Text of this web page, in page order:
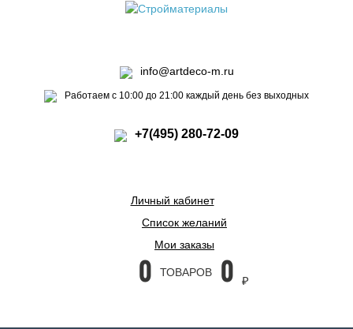
info@artdeco-m.ru
Работаем с 10:00 до 21:00 каждый день без выходных
+7(495) 280-72-09
Личный кабинет
Список желаний
Мои заказы
0 ТОВАРОВ 0 ₽